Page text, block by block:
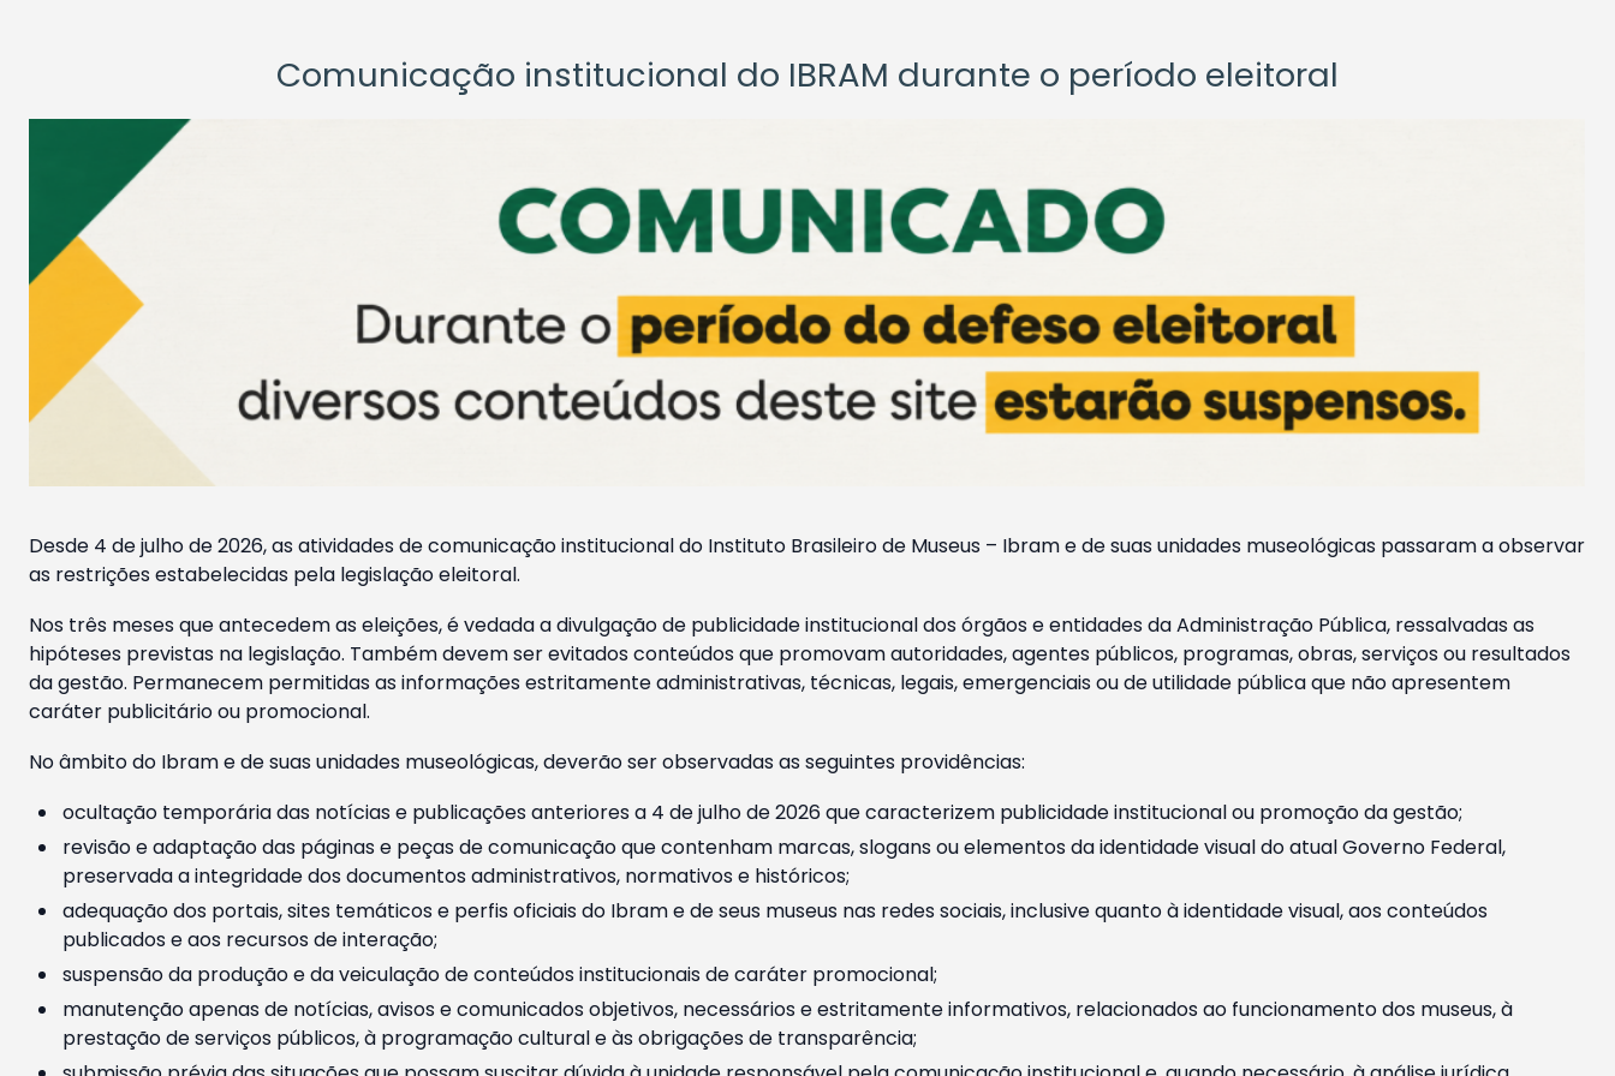
Comunicação institucional do IBRAM durante o período eleitoral
Desde 4 de julho de 2026, as atividades de comunicação institucional do Instituto Brasileiro de Museus – Ibram e de suas unidades museológicas passaram a observar
as restrições estabelecidas pela legislação eleitoral.
Nos três meses que antecedem as eleições, é vedada a divulgação de publicidade institucional dos órgãos e entidades da Administração Pública, ressalvadas as
hipóteses previstas na legislação. Também devem ser evitados conteúdos que promovam autoridades, agentes públicos, programas, obras, serviços ou resultados
da gestão. Permanecem permitidas as informações estritamente administrativas, técnicas, legais, emergenciais ou de utilidade pública que não apresentem
caráter publicitário ou promocional.
No âmbito do Ibram e de suas unidades museológicas, deverão ser observadas as seguintes providências:
ocultação temporária das notícias e publicações anteriores a 4 de julho de 2026 que caracterizem publicidade institucional ou promoção da gestão;
revisão e adaptação das páginas e peças de comunicação que contenham marcas, slogans ou elementos da identidade visual do atual Governo Federal,
preservada a integridade dos documentos administrativos, normativos e históricos;
adequação dos portais, sites temáticos e perfis oficiais do Ibram e de seus museus nas redes sociais, inclusive quanto à identidade visual, aos conteúdos
publicados e aos recursos de interação;
suspensão da produção e da veiculação de conteúdos institucionais de caráter promocional;
manutenção apenas de notícias, avisos e comunicados objetivos, necessários e estritamente informativos, relacionados ao funcionamento dos museus, à
prestação de serviços públicos, à programação cultural e às obrigações de transparência;